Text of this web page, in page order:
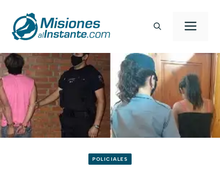
contenido
POLICIALES